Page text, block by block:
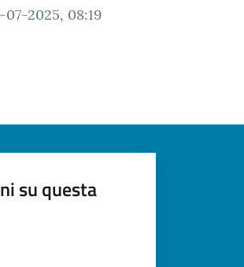
07-2025, 08:19
su questa